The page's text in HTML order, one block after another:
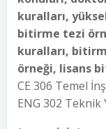
kuralları,
bitirme tezi
kuralları,
örneği, lisans
CE 306 Temel
ENG 302 Teknik